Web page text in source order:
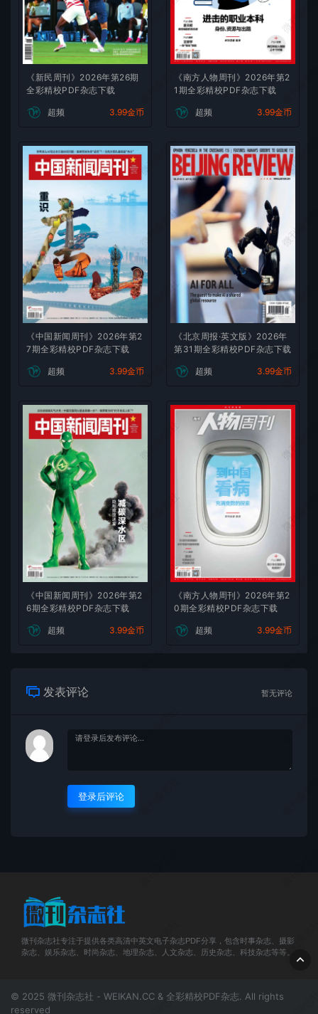
《新民周刊》2026年第26期
全彩精校PDF杂志下载
超频 3.99金币
《南方人物周刊》2026年第2
1期全彩精校PDF杂志下载
超频 3.99金币
《中国新闻周刊》2026年第2
7期全彩精校PDF杂志下载
超频 3.99金币
《北京周报·英文版》2026年
第31期全彩精校PDF杂志下载
超频 3.99金币
《中国新闻周刊》2026年第2
6期全彩精校PDF杂志下载
超频 3.99金币
《南方人物周刊》2026年第2
0期全彩精校PDF杂志下载
超频 3.99金币
发表评论 暂无评论
登录后评论
微刊杂志社专注于提供各类高清中英文电子杂志PDF分享，包含时事杂志、摄影
杂志、娱乐杂志、时尚杂志、地理杂志、人文杂志、历史杂志、科技杂志等等。
© 2025 微刊杂志社 - WEIKAN.CC & 全彩精校PDF杂志. All rights
reserved
微刊杂志社
微刊杂
微刊杂志社
微刊杂
微刊杂志社
微刊杂
微刊杂志社
微刊杂
微刊杂志社
微刊杂
微刊杂志社
微刊杂
微刊杂志社
微刊杂志社
微刊杂
微刊杂志社
微刊杂
微刊杂志社
微刊杂